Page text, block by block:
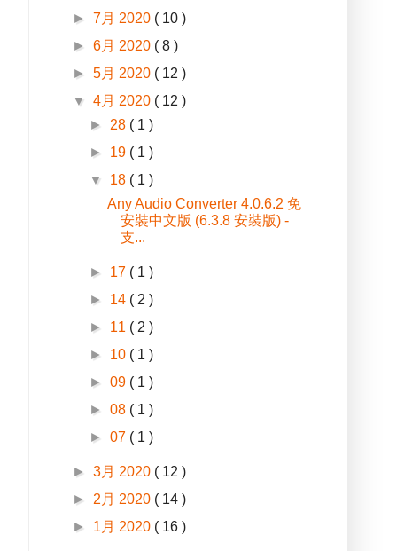
►7月 2020 ( 10 )
►6月 2020 ( 8 )
►5月 2020 ( 12 )
▼4月 2020 ( 12 )
► 28 ( 1 )
► 19 ( 1 )
▼ 18 ( 1 )
Any Audio Converter 4.0.6.2 免
安裝中文版 (6.3.8 安裝版) -
支...
► 17 ( 1 )
► 14 ( 2 )
► 11 ( 2 )
► 10 ( 1 )
►09 ( 1 )
►08 ( 1 )
►07 ( 1 )
►3月 2020 ( 12 )
► 2月 2020 ( 14 )
► 1月 2020 ( 16 )